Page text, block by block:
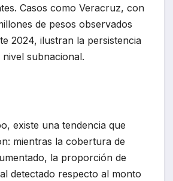
Casos como Veracruz, con
de pesos observados
2024, ilustran la persistencia
subnacional.
existe una tendencia que
mientras la cobertura de
la proporción de
detectado respecto al monto